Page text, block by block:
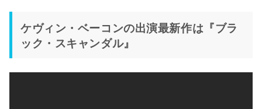
ケヴィン・ベーコンの出演最新作は『ブラ
ック・スキャンダル』